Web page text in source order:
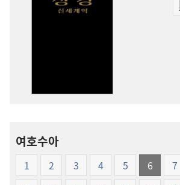
여호수아
1 2 3 4 5 6 7